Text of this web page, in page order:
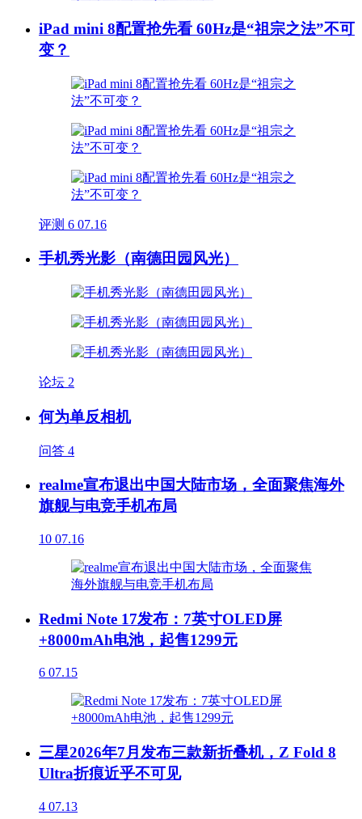
iPad mini 8配置抢先看 60Hz是“祖宗之法”不可
变？
评测 6 07.16
手机秀光影（南德田园风光）
论坛 2
何为单反相机
问答 4
realme宣布退出中国大陆市场，全面聚焦海外
旗舰与电竞手机布局
10 07.16
Redmi Note 17发布：7英寸OLED屏
+8000mAh电池，起售1299元
6 07.15
三星2026年7月发布三款新折叠机，Z Fold 8
Ultra折痕近乎不可见
4 07.13